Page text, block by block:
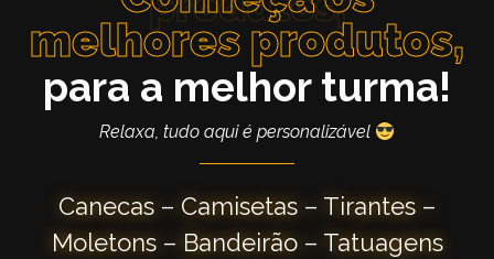
melhores produtos,
para a melhor turma!
Relaxa, tudo aqui é personalizável
Canecas – Camisetas – Tirantes –
Moletons – Bandeirão – Tatuagens